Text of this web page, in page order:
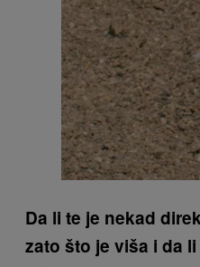
Da li te je nekad
zato što je viša i da